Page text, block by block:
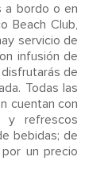
a bordo o en
Beach Club,
servicio de
infusión de
de
Todas las
cuentan con
y refrescos
bebidas; de
un precio